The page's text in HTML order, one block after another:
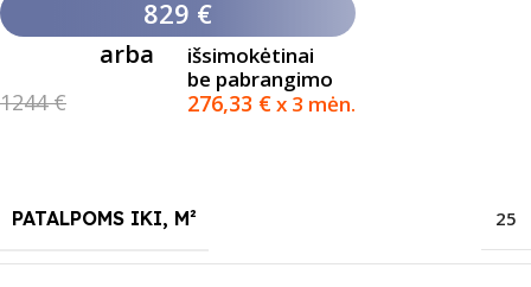
829 €
1244 €
arba
išsimokėtinai
be pabrangimo
276,33 €x 3 mėn.
PATALPOMS IKI, M² 25